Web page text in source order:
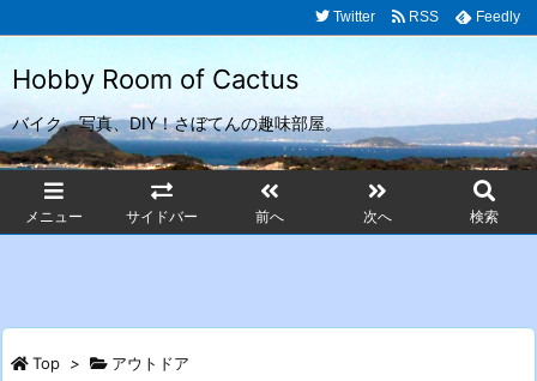
Hobby Room of Cactus
バイク、写真、DIY！さぼてんの趣味部屋。
メニュー サイドバー 前へ 次へ 検索
Twitter RSS Feedly
Top > アウトドア